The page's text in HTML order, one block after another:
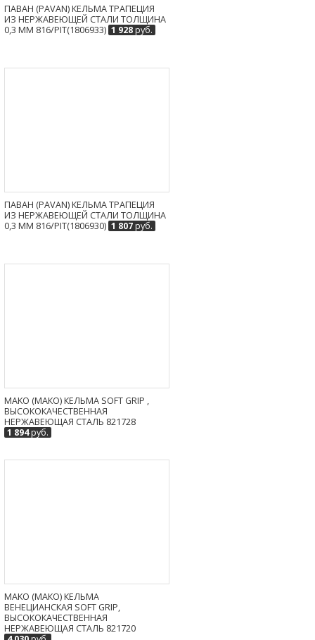
ПАВАН (PAVAN) КЕЛЬМА ТРАПЕЦИЯ
ИЗ НЕРЖАВЕЮЩЕЙ СТАЛИ ТОЛЩИНА
0,3 ММ 816/PIT(1806933) 1 928руб.
ПАВАН (PAVAN) КЕЛЬМА ТРАПЕЦИЯ
ИЗ НЕРЖАВЕЮЩЕЙ СТАЛИ ТОЛЩИНА
0,3 ММ 816/PIT(1806930) 1 807руб.
MAKO (МАКО) КЕЛЬМА SOFT GRIP ,
ВЫСОКОКАЧЕСТВЕННАЯ
НЕРЖАВЕЮЩАЯ СТАЛЬ 821728
1 894руб.
MAKO (МАКО) КЕЛЬМА
ВЕНЕЦИАНСКАЯ SOFT GRIP,
ВЫСОКОКАЧЕСТВЕННАЯ
НЕРЖАВЕЮЩАЯ СТАЛЬ 821720